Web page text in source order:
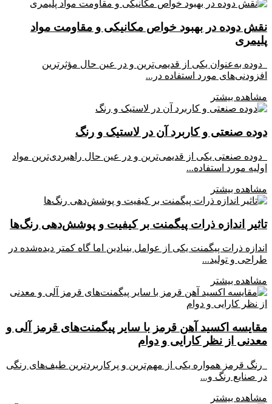
نقش دوده در بهبود خواص مکانیکی و مقاومت مواد
پلیمری
دوده به‌عنوان یکی از قدیمی‌ترین و در عین حال مؤثرترین
افزودنی‌های مورد استفاده در...
مشاهده بیشتر
دوده صنعتی و کاربرد آن در لاستیک و رنگ
دوده صنعتی یکی از قدیمی‌ترین و در عین حال راهبردی‌ترین مواد
اولیه مورد استفاده...
مشاهده بیشتر
تاثیر اندازه ذرات پیگمنت بر کیفیت و پوشش‌دهی رنگ‌ها
اندازه ذرات پیگمنت یکی از عوامل بنیادین اما گاه کمتر دیده‌شده در
طراحی و تولید...
مشاهده بیشتر
مقایسه اکسید آهن قرمز با سایر پیگمنت‌های قرمز آلی و
معدنی از نظر کارایی و دوام
رنگ قرمز همواره یکی از مهم‌ترین و پرکاربردترین طیف‌های رنگی
در صنایع رنگ و...
مشاهده بیشتر